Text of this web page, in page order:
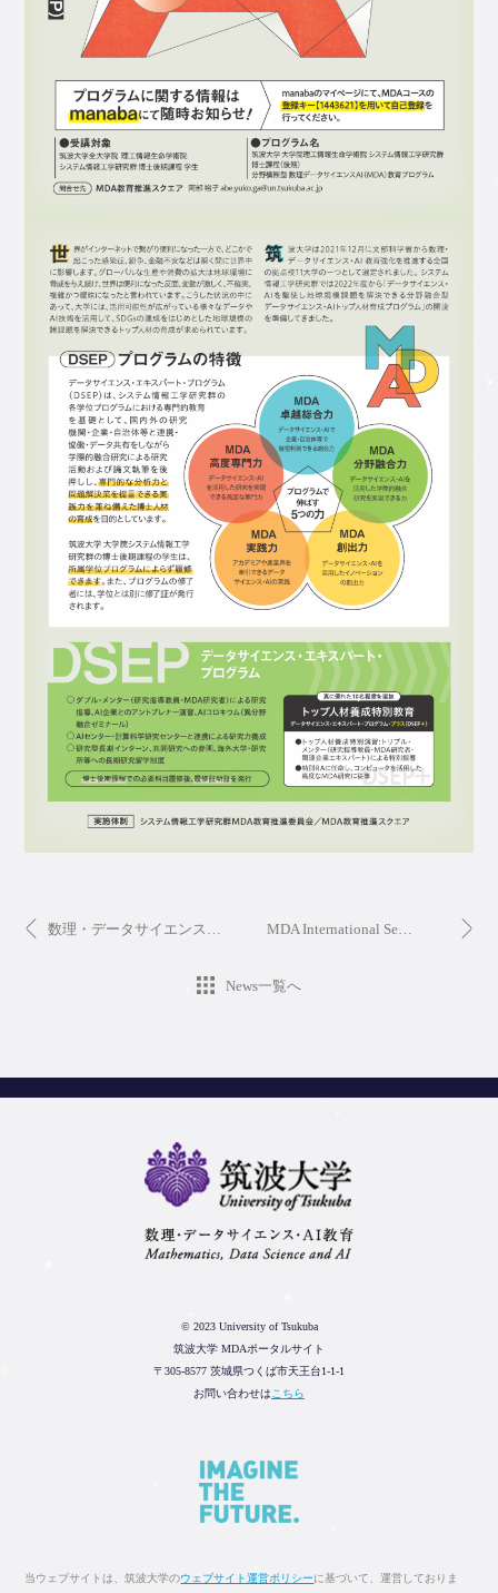
数理・データサイエンス・AI（MDA）教育推進室がオープン！ MDA International Seminar Series #1 The Joint international seminar on Location-Based Big Data in Urban Planningを開催しました
News一覧へ
© 2023 University of Tsukuba
筑波大学 MDAポータルサイト
〒305-8577 茨城県つくば市天王台1-1-1
お問い合わせは こちら
当ウェブサイトは、筑波大学のウェブサイト運営ポリシーに基づいて、運営しておりま